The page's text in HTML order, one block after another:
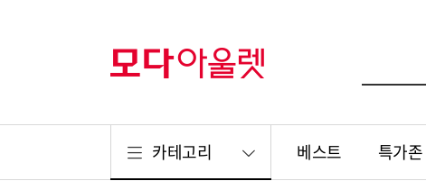
카테고리 베스트 특가존